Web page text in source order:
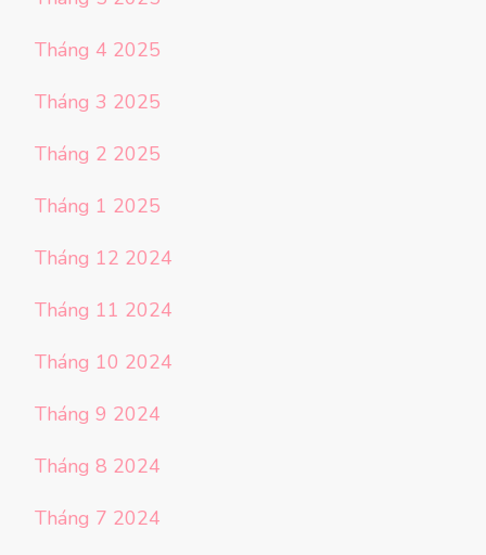
Tháng 4 2025
Tháng 3 2025
Tháng 2 2025
Tháng 1 2025
Tháng 12 2024
Tháng 11 2024
Tháng 10 2024
Tháng 9 2024
Tháng 8 2024
Tháng 7 2024